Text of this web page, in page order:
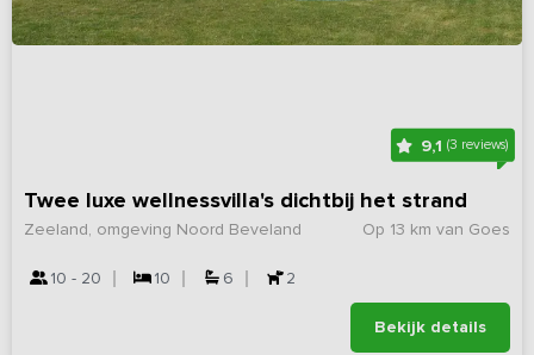
9,1 (3 reviews)
Twee luxe wellnessvilla's dichtbij het strand
Op 13 km van Goes
Zeeland, omgeving Noord Beveland
10 - 20 10 6 2
Bekijk details